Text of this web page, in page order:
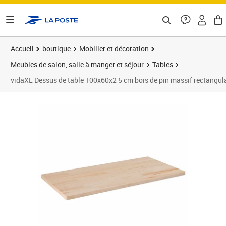
Accueil boutique
Mobilier et décoration
Meubles de salon, salle à manger et séjour
Tables
vidaXL Dessus de table 100x60x2 5 cm bois de pin massif